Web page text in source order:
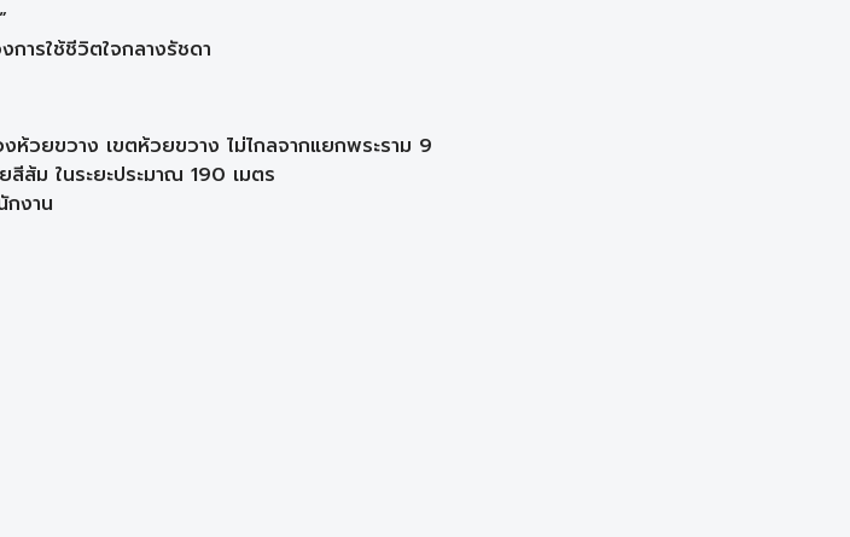
ารใช้ชีวิตใจกลางรัชดา
ยขวาง เขตห้วยขวาง ไม่ไกลจากแยกพระราม 9
ส้ม ในระยะประมาณ 190 เมตร
กงาน